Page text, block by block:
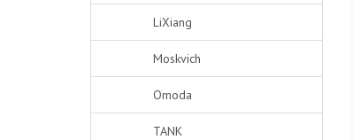
LiXiang
Moskvich
Omoda
TANK